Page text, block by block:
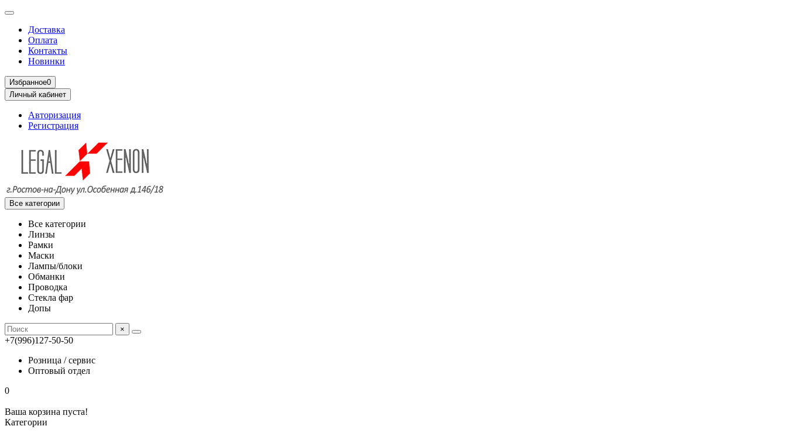
Доставка
Оплата
Контакты
Новинки
Избранное0
Личный кабинет
Авторизация
Регистрация
Все категории
Все категории
Линзы
Рамки
Маски
Лампы/блоки
Обманки
Проводка
Стекла фар
Допы
×
+7(996)127-50-50
Розница / сервис
Оптовый отдел
0
Ваша корзина пуста!
Категории